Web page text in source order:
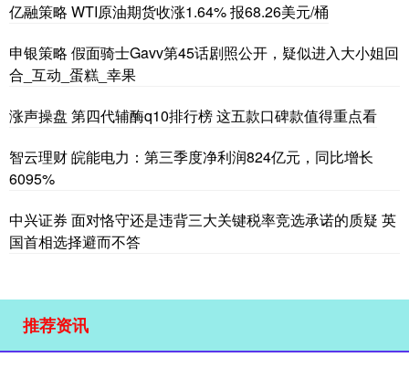
亿融策略 WTI原油期货收涨1.64% 报68.26美元/桶
申银策略 假面骑士Gavv第45话剧照公开，疑似进入大小姐回
合_互动_蛋糕_幸果
涨声操盘 第四代辅酶q10排行榜 这五款口碑款值得重点看
智云理财 皖能电力：第三季度净利润824亿元，同比增长
6095%
中兴证券 面对恪守还是违背三大关键税率竞选承诺的质疑 英
国首相选择避而不答
推荐资讯